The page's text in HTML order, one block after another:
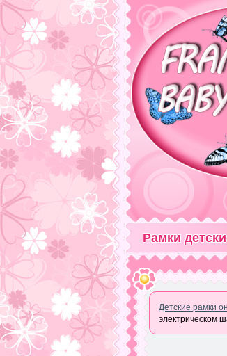
Рамки
Детские рамки
электрическом